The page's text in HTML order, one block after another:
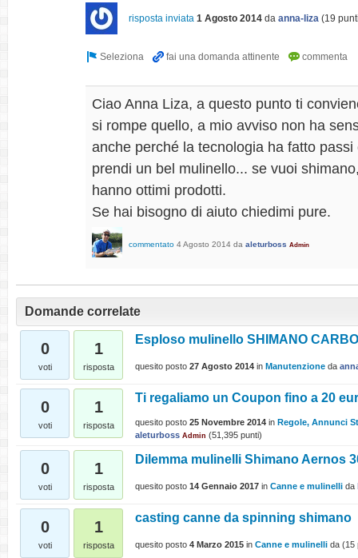
risposta inviata 1 Agosto 2014 da anna-liza (19
Ciao Anna Liza, a questo punto ti
si rompe quello, a mio avviso non ha
anche perché la tecnologia ha fatto
prendi un bel mulinello... se vuoi
hanno ottimi prodotti.
Se hai bisogno di aiuto chiedimi pure.
commentato 4 Agosto 2014 da aleturboss Admin
Domande correlate
0
voti
1
risposta
Esploso mulinello SHIMANO
quesito posto 27 Agosto 2014 in Manutenzione da
0
voti
1
risposta
Ti regaliamo un Coupon fino a 20
quesito posto 25 Novembre 2014 in Regole, Annunci
aleturboss Admin (51,395 punti)
0
voti
1
risposta
Dilemma mulinelli Shimano Aernos
quesito posto 14 Gennaio 2017 in Canne e mulinelli da
0
voti
1
risposta
casting canne da spinning shimano
quesito posto 4 Marzo 2015 in Canne e mulinelli da (15